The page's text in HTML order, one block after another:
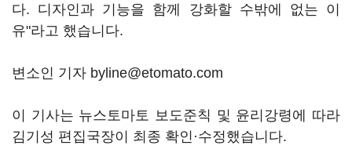
다. 디자인과 기능을 함께 강화할 수밖에 없는 이
유"라고 했습니다.
변소인 기자 byline@etomato.com
이 기사는 뉴스토마토 보도준칙 및 윤리강령에 따라
김기성 편집국장이 최종 확인·수정했습니다.